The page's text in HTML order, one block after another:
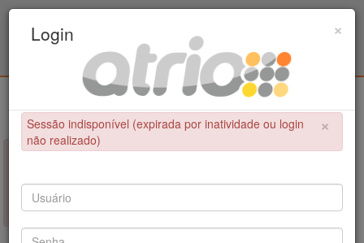
Educação Física / UPE - UFPB
×
NÃO FOI POSSÍVEL CONCLUIR A OPERAÇÃO
Sessão indisponível (expirada por inatividade ou login não
realizado)
×
Login
×
Sessão indisponível (expirada por inatividade ou login
não realizado)